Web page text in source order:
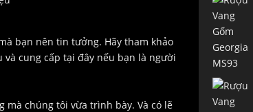
bạn nên tin tưởng. Hãy tham khảo
cung cấp tại đây nếu bạn là người
chúng tôi vừa trình bày. Và có lẽ